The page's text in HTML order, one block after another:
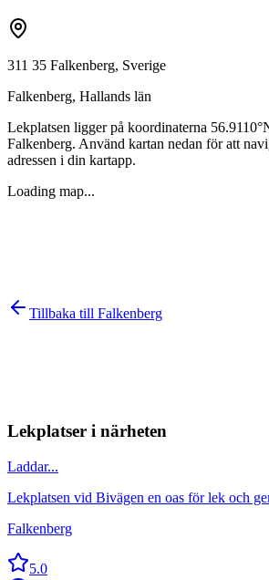
311 35 Falkenberg, Sverige
Falkenberg, Hallands län
Lekplatsen ligger på koordinaterna 56.9110
Falkenberg. Använd kartan nedan för att
adressen i din kartapp.
Loading map...
Tillbaka till Falkenberg
Lekplatser i närheten
Laddar...
Lekplatsen vid Bivägen en oas för lek och
Falkenberg
5.0